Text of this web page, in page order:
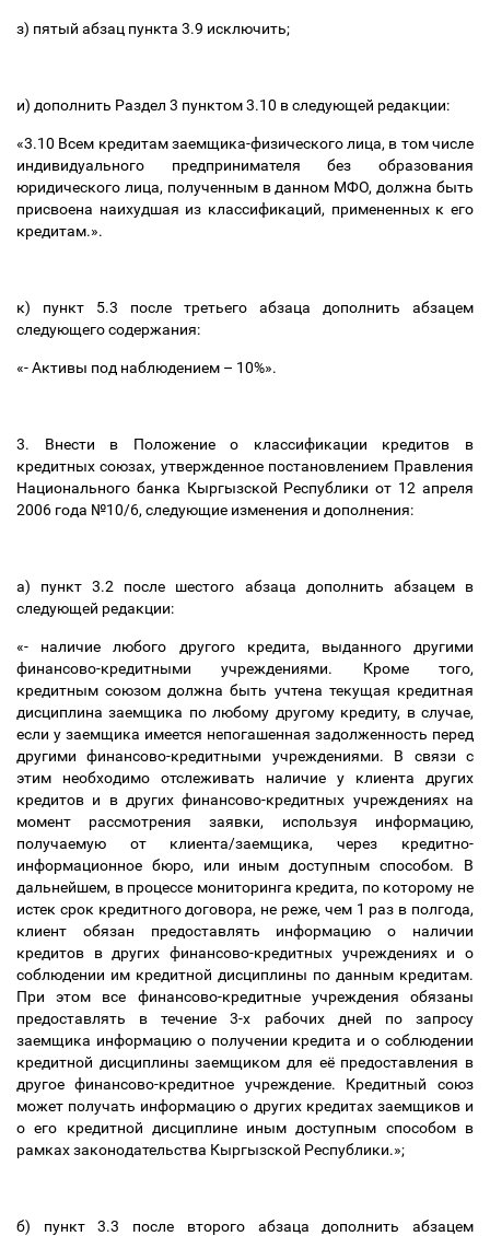
з) пятый абзац пункта 3.9 исключить;
и) дополнить Раздел 3 пунктом 3.10 в следующей редакции:
«3.10 Всем кредитам заемщика-физического лица, в том числе
индивидуального предпринимателя без образования
юридического лица, полученным в данном МФО, должна быть
присвоена наихудшая из классификаций, примененных к его
кредитам.».
к) пункт 5.3 после третьего абзаца дополнить абзацем
следующего содержания:
«- Активы под наблюдением – 10%».
3. Внести в Положение о классификации кредитов в
кредитных союзах, утвержденное постановлением Правления
Национального банка Кыргызской Республики от 12 апреля
2006 года №10/6, следующие изменения и дополнения:
а) пункт 3.2 после шестого абзаца дополнить абзацем в
следующей редакции:
«- наличие любого другого кредита, выданного другими
финансово-кредитными учреждениями. Кроме того,
кредитным союзом должна быть учтена текущая кредитная
дисциплина заемщика по любому другому кредиту, в случае,
если у заемщика имеется непогашенная задолженность перед
другими финансово-кредитными учреждениями. В связи с
этим необходимо отслеживать наличие у клиента других
кредитов и в других финансово-кредитных учреждениях на
момент рассмотрения заявки, используя информацию,
получаемую от клиента/заемщика, через кредитно-
информационное бюро, или иным доступным способом. В
дальнейшем, в процессе мониторинга кредита, по которому не
истек срок кредитного договора, не реже, чем 1 раз в полгода,
клиент обязан предоставлять информацию о наличии
кредитов в других финансово-кредитных учреждениях и о
соблюдении им кредитной дисциплины по данным кредитам.
При этом все финансово-кредитные учреждения обязаны
предоставлять в течение 3-х рабочих дней по запросу
заемщика информацию о получении кредита и о соблюдении
кредитной дисциплины заемщиком для её предоставления в
другое финансово-кредитное учреждение. Кредитный союз
может получать информацию о других кредитах заемщиков и
о его кредитной дисциплине иным доступным способом в
рамках законодательства Кыргызской Республики.»;
б) пункт 3.3 после второго абзаца дополнить абзацем